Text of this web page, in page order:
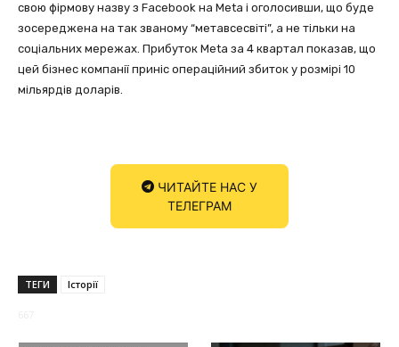
свою фірмову назву з Facebook на Meta і оголосивши, що буде
зосереджена на так званому “метавсесвіті”, а не тільки на
соціальних мережах. Прибуток Meta за 4 квартал показав, що
цей бізнес компанії приніс операційний збиток у розмірі 10
мільярдів доларів.
ЧИТАЙТЕ НАС У
ТЕЛЕГРАМ
ТЕГИ Історії